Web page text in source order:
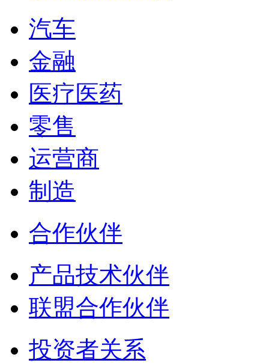
汽车
金融
医疗医药
零售
运营商
制造
合作伙伴
产品技术伙伴
联盟合作伙伴
投资者关系